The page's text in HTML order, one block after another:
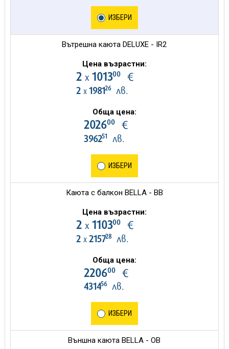
ИЗБЕРИ
Вътрешна каюта DELUXE - IR2
Цена възрастни:
2 х 101300€
2 х 198126лв.
Обща цена:
202600€
396251 лв.
ИЗБЕРИ
Каюта с балкон BELLA - BB
Цена възрастни:
2 х 110300€
2 х 215728лв.
Обща цена:
220600€
431456лв.
ИЗБЕРИ
Външна каюта BELLA - OB